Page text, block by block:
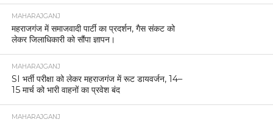
MAHARAJGANJ
महराजगंज में समाजवादी पार्टी का प्रदर्शन, गैस संकट को
लेकर जिलाधिकारी को सौंपा ज्ञापन।
MAHARAJGANJ
SI भर्ती परीक्षा को लेकर महराजगंज में रूट डायवर्जन, 14–
15 मार्च को भारी वाहनों का प्रवेश बंद
MAHARAJGANJ